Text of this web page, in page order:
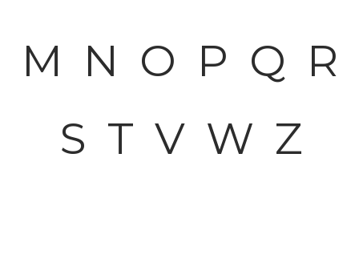
M N O P Q R
S T V W Z